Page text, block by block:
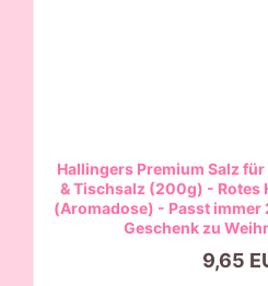
Hallingers Premium Salz
& Tischsalz (200g) - Rotes
(Aromadose) - Passt immer
Geschenk zu
9,65